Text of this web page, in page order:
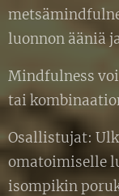
luonnon ääniä
Mindfulness
tai
Osallistujat:
omatoimiselle
isompikin